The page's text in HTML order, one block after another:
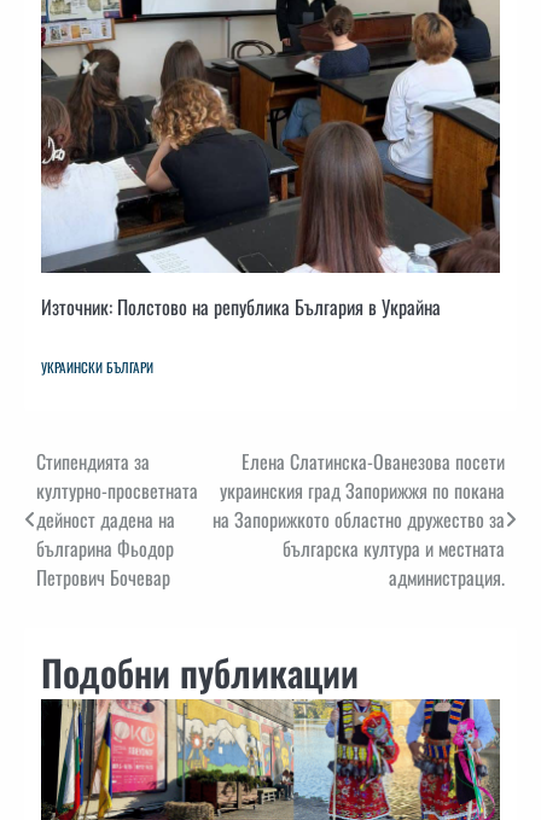
Източник: Полстово на република България в Украйна
УКРАИНСКИ БЪЛГАРИ
Навигация
Стипендията за
културно-просветната
дейност дадена на
българина Фьодор
Петрович Бочевар
Елена Слатинска-Ованезова посети
украинския град Запорижжя по покана
на Запорижкото областно дружество за
българска култура и местната
администрация.
Подобни публикации